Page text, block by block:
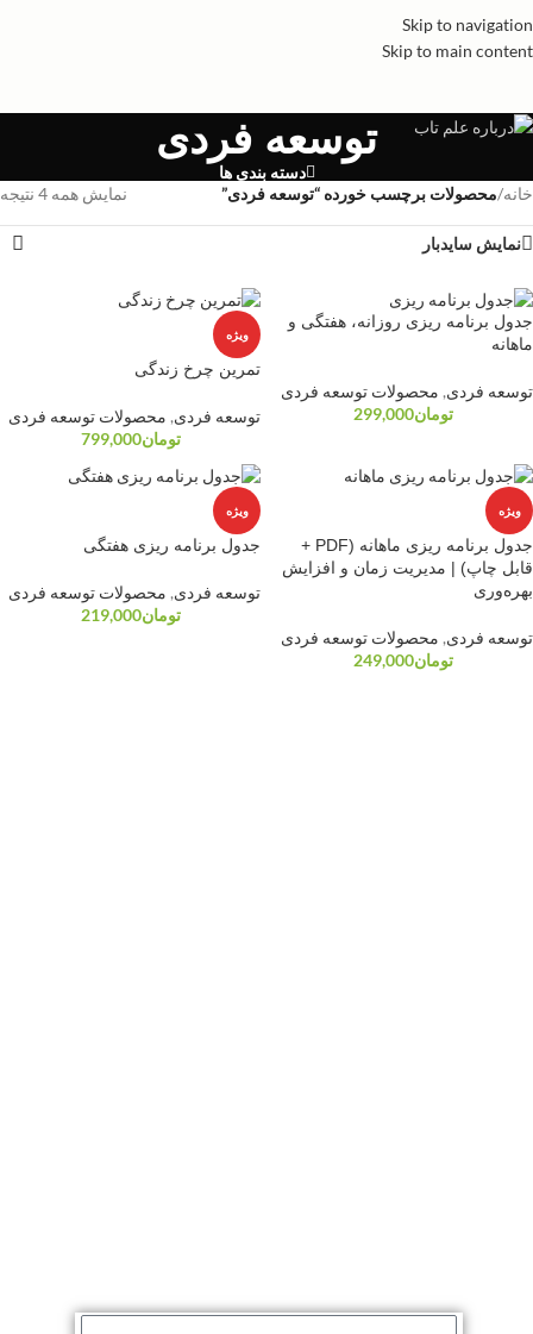
Skip to navigation
Skip to main content
توسعه فردی
دسته بندی ها
خانه/محصولات برچسب خورده “توسعه فردی” نمایش همه 4 نتیجه
نمایش سایدبار
جدول برنامه ریزی روزانه، هفتگی و
ماهانه
توسعه فردی, محصولات توسعه فردی
تومان299,000
ویژه
تمرین چرخ زندگی
توسعه فردی, محصولات توسعه فردی
تومان799,000
ویژه
جدول برنامه ریزی ماهانه (PDF +
قابل چاپ) | مدیریت زمان و افزایش
بهره‌وری
توسعه فردی, محصولات توسعه فردی
تومان249,000
ویژه
جدول برنامه ریزی هفتگی
توسعه فردی, محصولات توسعه فردی
تومان219,000